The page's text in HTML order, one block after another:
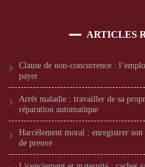
ARTICLES
Clause de non-concurrence :
payer
Arrêt maladie : travailler de sa
réparation automatique
Harcèlement moral : enregistrer
de preuve